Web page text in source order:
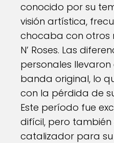
conocido por su
visión artística,
chocaba con otros
N’ Roses. Las
personales
banda original, lo
con la pérdida de
Este período fue
difícil, pero también
catalizador para